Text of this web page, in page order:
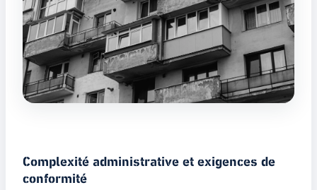
Complexité administrative et exigences de
conformité